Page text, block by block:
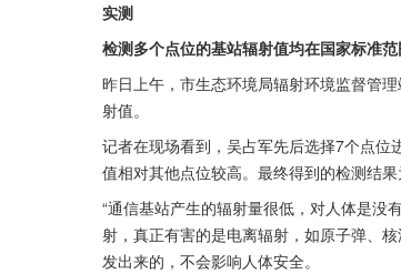
实测
检测多个点位的基站辐射值均在国家标准
昨日上午，市生态环境局辐射环境监督管
射值。
记者在现场看到，吴占军先后选择7个点
值相对其他点位较高。最终得到的检测结
“通信基站产生的辐射量很低，对人体是没
射，真正有害的是电离辐射，如原子弹、
发出来的，不会影响人体安全。